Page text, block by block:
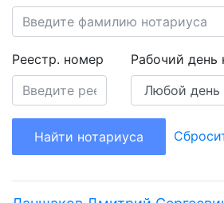
Реестр. номер Рабочий день
Найти нотариуса